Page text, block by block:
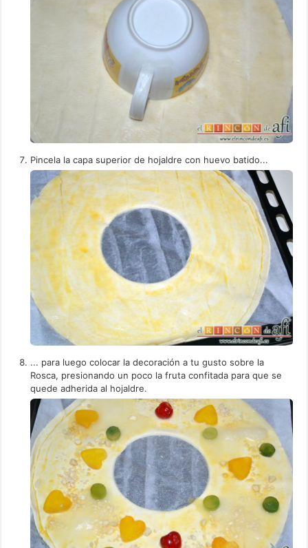
Pincela la capa superior de hojaldre con huevo batido...
... para luego colocar la decoración a tu gusto sobre la
Rosca, presionando un poco la fruta confitada para que se
quede adherida al hojaldre.